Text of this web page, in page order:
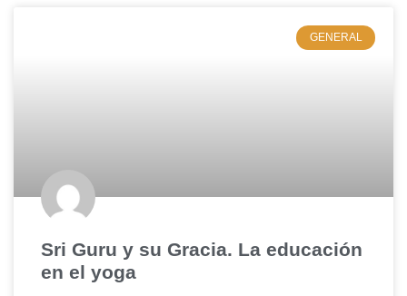
GENERAL
Sri Guru y su Gracia. La educación
en el yoga